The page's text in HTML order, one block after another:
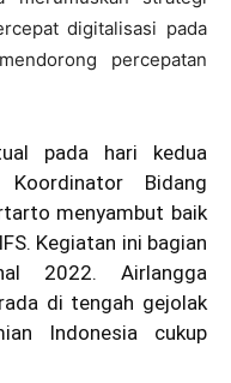
digitalisasi pada
percepatan
pada hari kedua
Bidang
menyambut baik
Kegiatan ini bagian
2022. Airlangga
di tengah gejolak
Indonesia cukup